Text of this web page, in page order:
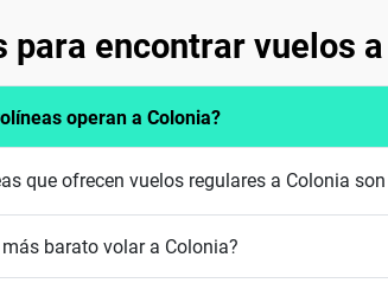
para encontrar vuelos
operan a Colonia?
que ofrecen vuelos regulares a Colonia son
barato volar a Colonia?